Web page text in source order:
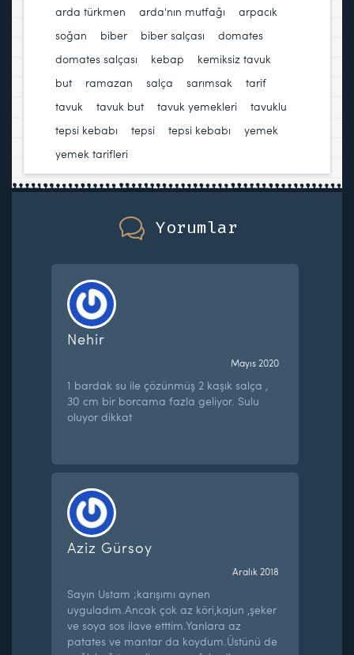
arda türkmen
arda'nın mutfağı
arpacık
soğan
biber biber salçası domates
domates salçası
kebap
kemiksiz tavuk
but
ramazan salça sarımsak tarif
tavuk
tavuk but tavuk yemekleri
tavuklu
tepsi kebabı
tepsi tepsi kebabı yemek
yemek tarifleri
Yorumlar
Nehir
Mayıs 2020
1 bardak su ile çözünmüş 2 kaşık salça ,
30 cm bir borcama fazla geliyor. Sulu
oluyor dikkat
Aziz Gürsoy
Aralık 2018
Sayın Ustam ;karışımı aynen
uyguladım.Ancak çok az köri,kajun ,şeker
ve soya sos ilave etttim.Yanlara az
patates ve mantar da koydum.Üstünü de